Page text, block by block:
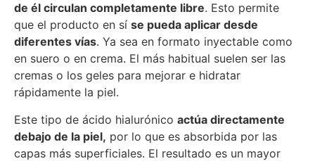
de él circulan completamente libre. Esto permite
que el producto en sí se pueda aplicar desde
diferentes vías. Ya sea en formato inyectable como
en suero o en crema. El más habitual suelen ser las
cremas o los geles para mejorar e hidratar
rápidamente la piel.
Este tipo de ácido hialurónico actúa directamente
debajo de la piel, por lo que es absorbida por las
capas más superficiales. El resultado es un mayor